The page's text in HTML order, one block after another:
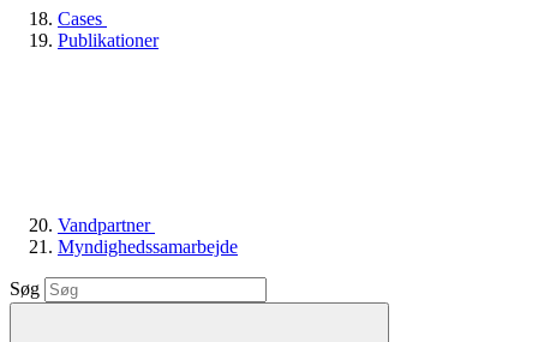
Cases
Publikationer
Vandpartner
Myndighedssamarbejde
Søg